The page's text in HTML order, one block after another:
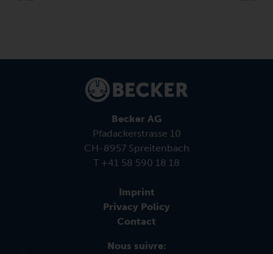
Becker AG
Pfadackerstrasse 10
CH-8957 Spreitenbach
T +41 58 590 18 18
Imprint
Privacy Policy
Contact
Nous suivre: